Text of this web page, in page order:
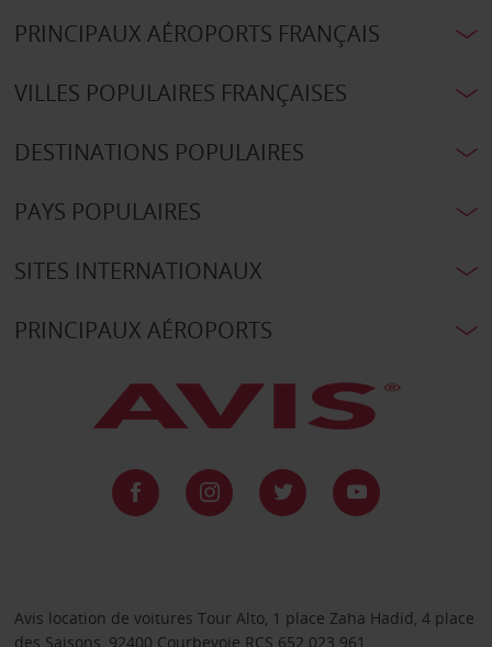
PRINCIPAUX AÉROPORTS FRANÇAIS
VILLES POPULAIRES FRANÇAISES
DESTINATIONS POPULAIRES
PAYS POPULAIRES
SITES INTERNATIONAUX
PRINCIPAUX AÉROPORTS
Avis location de voitures Tour Alto, 1 place Zaha Hadid, 4 place
des Saisons, 92400 Courbevoie RCS 652 023 961